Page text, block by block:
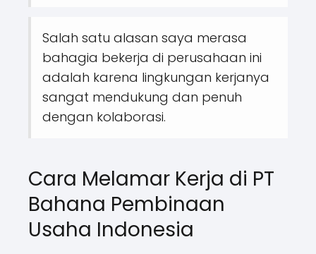
Salah satu alasan saya merasa
bahagia bekerja di perusahaan ini
adalah karena lingkungan kerjanya
sangat mendukung dan penuh
dengan kolaborasi.
Cara Melamar Kerja di PT
Bahana Pembinaan
Usaha Indonesia